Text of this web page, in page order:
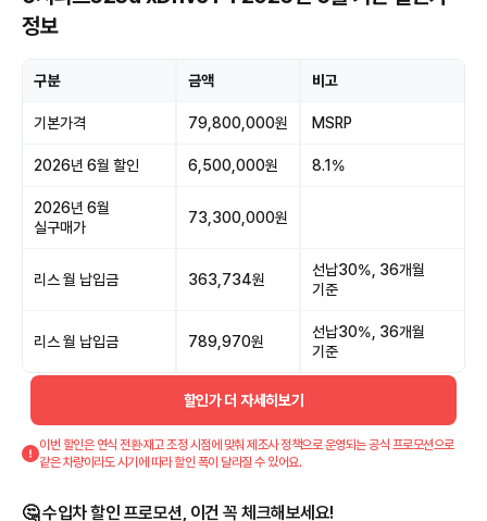
정보
구분 금액 비고
기본가격 79,800,000원 MSRP
2026년 6월 할인 6,500,000원 8.1%
2026년 6월
실구매가
73,300,000원
리스 월 납입금 363,734원
선납30%, 36개월
기준
리스 월 납입금 789,970원
선납30%, 36개월
기준
할인가 더 자세히보기
이번 할인은 연식 전환·재고 조정 시점에 맞춰 제조사 정책으로 운영되는 공식 프로모션으로
같은 차량이라도 시기에 따라 할인 폭이 달라질 수 있어요.
🤔 수입차 할인 프로모션, 이건 꼭 체크해보세요!